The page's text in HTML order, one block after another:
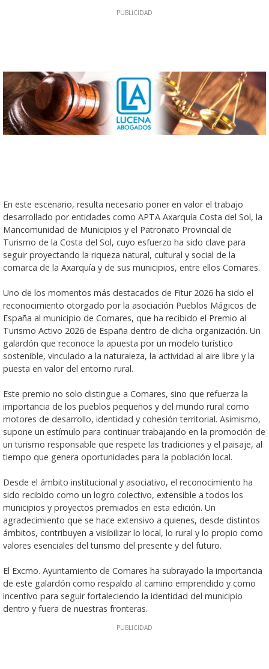
En este escenario, resulta necesario poner en valor el trabajo
desarrollado por entidades como APTA Axarquía Costa del Sol, la
Mancomunidad de Municipios y el Patronato Provincial de
Turismo de la Costa del Sol, cuyo esfuerzo ha sido clave para
seguir proyectando la riqueza natural, cultural y social de la
comarca de la Axarquía y de sus municipios, entre ellos Comares.
Uno de los momentos más destacados de Fitur 2026 ha sido el
reconocimiento otorgado por la asociación Pueblos Mágicos de
España al municipio de Comares, que ha recibido el Premio al
Turismo Activo 2026 de España dentro de dicha organización. Un
galardón que reconoce la apuesta por un modelo turístico
sostenible, vinculado a la naturaleza, la actividad al aire libre y la
puesta en valor del entorno rural.
Este premio no solo distingue a Comares, sino que refuerza la
importancia de los pueblos pequeños y del mundo rural como
motores de desarrollo, identidad y cohesión territorial. Asimismo,
supone un estímulo para continuar trabajando en la promoción de
un turismo responsable que respete las tradiciones y el paisaje, al
tiempo que genera oportunidades para la población local.
Desde el ámbito institucional y asociativo, el reconocimiento ha
sido recibido como un logro colectivo, extensible a todos los
municipios y proyectos premiados en esta edición. Un
agradecimiento que se hace extensivo a quienes, desde distintos
ámbitos, contribuyen a visibilizar lo local, lo rural y lo propio como
valores esenciales del turismo del presente y del futuro.
El Excmo. Ayuntamiento de Comares ha subrayado la importancia
de este galardón como respaldo al camino emprendido y como
incentivo para seguir fortaleciendo la identidad del municipio
dentro y fuera de nuestras fronteras.